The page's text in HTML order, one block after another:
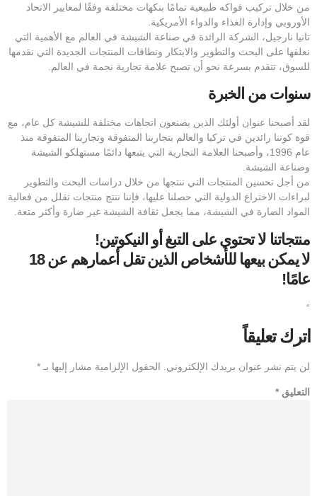
من خلال تركيب فواكه طبيعية تمامًا بنكهات مختلفة وفقًا لمعايير الاتحاد
الأوروبي وإدارة الغذاء والدواء الأمريكية.
تانيا نارجيل، الشركة الرائدة في صناعة الشيشة في العالم مع الأهمية التي
نعلقها على البحث والتطوير والابتكار ونطاقات المنتجات الجديدة التي نقدمها
للسوق، تتقدم بسرعة نحو أن تصبح علامة تجارية نجمة في العالم.
سنوات من الخبرة
لقد أصبحنا عنوان أولئك الذين يصنعون اتجاهات مختلفة للشيشة كل عام، مع
قوة كوننا رائدين في تركيا والعالم بتجاربنا المتفوقة وتجاربنا المتفوقة منذ
عام 1996، وأصبحنا العلامة التجارية التي يتبعها دائمًا مستهلكو الشيشة
وصناعة الشيشة.
من أجل تحسين المنتجات التي ننتجها من خلال دراسات البحث والتطوير
لبراءات الاختراع الدولية التي حصلنا عليها، فإننا ننتج منتجات تقلل من فعالية
المواد الضارة في الشيشة، مما يجعل ثقافة الشيشة غير ضارة وأكثر متعة.
منتجاتنا لا تحتوي على التبغ أو النيكوتين!
لا يمكن بيعها للأشخاص الذين تقل أعمارهم عن 18
عامًا!
“
اترك تعليقاً
لن يتم نشر عنوان بريدك الإلكتروني. الحقول الإلزامية مشار إليها بـ *
التعليق *